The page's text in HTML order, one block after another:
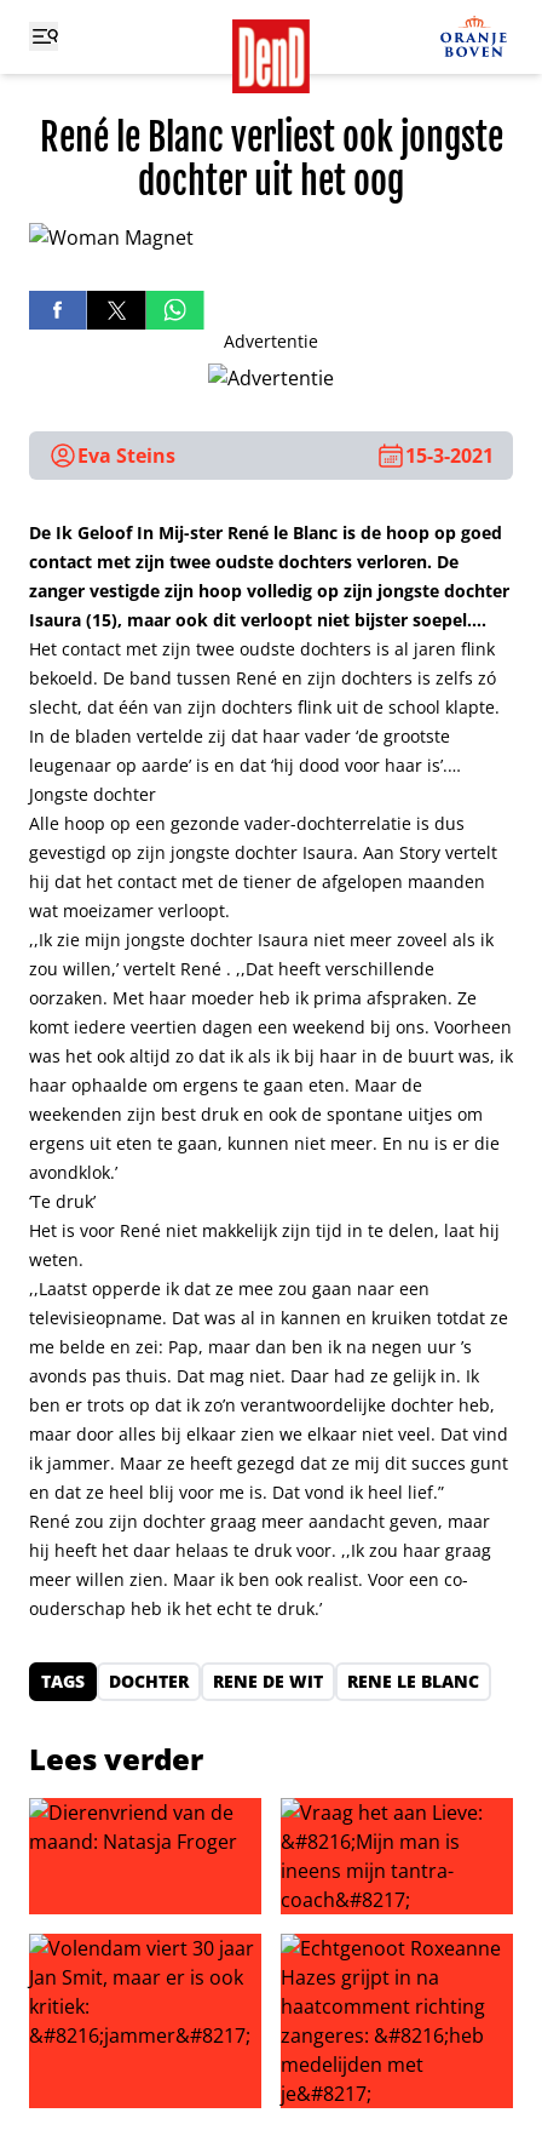
René le Blanc verliest ook jongste
dochter uit het oog
Advertentie
Eva Steins 15-3-2021
De Ik Geloof In Mij-ster René le Blanc is de hoop op goed
contact met zijn twee oudste dochters verloren. De
zanger vestigde zijn hoop volledig op zijn jongste dochter
Isaura (15), maar ook dit verloopt niet bijster soepel….
Het contact met zijn twee oudste dochters is al jaren flink
bekoeld. De band tussen René en zijn dochters is zelfs zó
slecht, dat één van zijn dochters flink uit de school klapte.
In de bladen vertelde zij dat haar vader ‘de grootste
leugenaar op aarde’ is en dat ‘hij dood voor haar is’.…
Jongste dochter
Alle hoop op een gezonde vader-dochterrelatie is dus
gevestigd op zijn jongste dochter Isaura. Aan Story vertelt
hij dat het contact met de tiener de afgelopen maanden
wat moeizamer verloopt.
,,Ik zie mijn jongste dochter Isaura niet meer zoveel als ik
zou willen,’ vertelt René . ,,Dat heeft verschillende
oorzaken. Met haar moeder heb ik prima afspraken. Ze
komt iedere veertien dagen een weekend bij ons. Voorheen
was het ook altijd zo dat ik als ik bij haar in de buurt was, ik
haar ophaalde om ergens te gaan eten. Maar de
weekenden zijn best druk en ook de spontane uitjes om
ergens uit eten te gaan, kunnen niet meer. En nu is er die
avondklok.’
‘Te druk’
Het is voor René niet makkelijk zijn tijd in te delen, laat hij
weten.
,,Laatst opperde ik dat ze mee zou gaan naar een
televisieopname. Dat was al in kannen en kruiken totdat ze
me belde en zei: Pap, maar dan ben ik na negen uur ’s
avonds pas thuis. Dat mag niet. Daar had ze gelijk in. Ik
ben er trots op dat ik zo’n verantwoordelijke dochter heb,
maar door alles bij elkaar zien we elkaar niet veel. Dat vind
ik jammer. Maar ze heeft gezegd dat ze mij dit succes gunt
en dat ze heel blij voor me is. Dat vond ik heel lief.”
René zou zijn dochter graag meer aandacht geven, maar
hij heeft het daar helaas te druk voor. ,,Ik zou haar graag
meer willen zien. Maar ik ben ook realist. Voor een co-
ouderschap heb ik het echt te druk.’
TAGS DOCHTER RENE DE WIT RENE LE BLANC
Lees verder
Dierenvriend van de maand: Natasja Froger
Vraag het aan Lieve: ‘Mijn